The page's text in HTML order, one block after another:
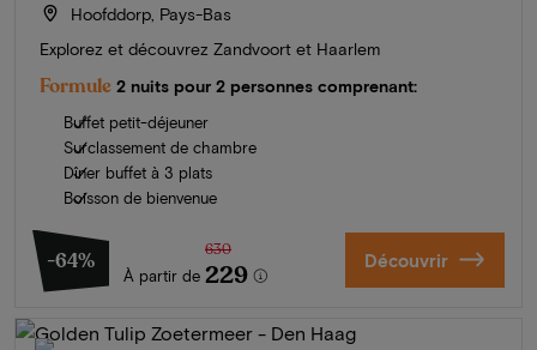
Hoofddorp, Pays-Bas
Explorez et découvrez Zandvoort et Haarlem
Formule 2 nuits pour 2 personnes comprenant:
Buffet petit-déjeuner
Surclassement de chambre
Dîner buffet à 3 plats
Boisson de bienvenue
-64%
À partir de
630
229 Découvrir